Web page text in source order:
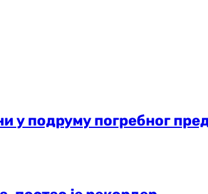
у подруму погребног